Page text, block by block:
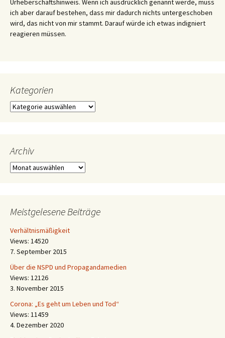
Urheberschaftshinweis. Wenn ich ausdrücklich genannt werde, muss
ich aber darauf bestehen, dass mir dadurch nichts untergeschoben
wird, das nicht von mir stammt. Darauf würde ich etwas indigniert
reagieren müssen.
Kategorien
Kategorien
Archiv
Archiv
Meistgelesene Beiträge
Verhältnismäßigkeit
Views: 14520
7. September 2015
Über die NSPD und Propagandamedien
Views: 12126
3. November 2015
Corona: „Es geht um Leben und Tod“
Views: 11459
4. Dezember 2020